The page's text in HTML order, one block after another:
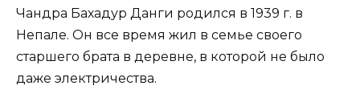
Чандра Бахадур Данги родился в 1939 г. в
Непале. Он все время жил в семье своего
старшего брата в деревне, в которой не было
даже электричества.